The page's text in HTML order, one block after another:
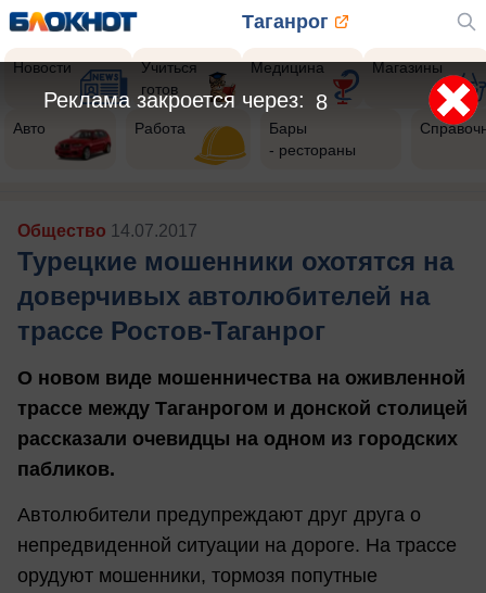
Таганрог
Новости
Учиться
готов
Медицина Магазины
Авто Работа
Бары
- рестораны
Общество 14.07.2017
Турецкие мошенники охотятся на
доверчивых автолюбителей на
трассе Ростов-Таганрог
О новом виде мошенничества на оживленной
трассе между Таганрогом и донской столицей
рассказали очевидцы на одном из городских
пабликов.
Автолюбители предупреждают друг друга о
непредвиденной ситуации на дороге. На трассе
орудуют мошенники, тормозя попутные
6
Реклама закроется через: